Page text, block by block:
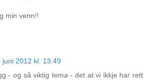
min venn!!
juni 2012 kl. 13:49
- og så viktig tema - det at vi ikkje har rett